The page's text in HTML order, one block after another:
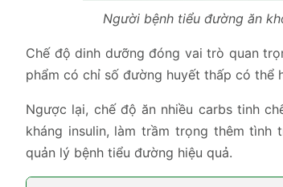
Người bệnh tiểu đường ăn
Chế độ dinh dưỡng đóng vai trò quan
phẩm có chỉ số đường huyết thấp có thể
Ngược lại, chế độ ăn nhiều carbs tinh
kháng insulin, làm trầm trọng thêm
quản lý bệnh tiểu đường hiệu quả.